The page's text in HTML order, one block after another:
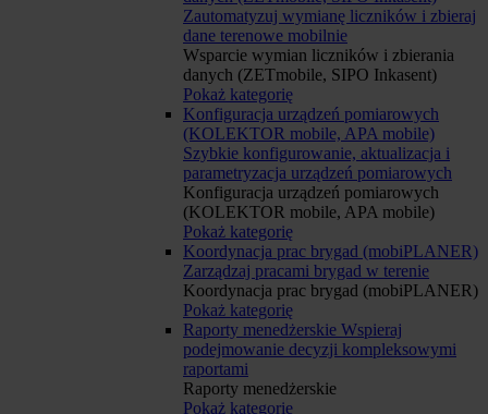
Zautomatyzuj wymianę liczników i zbieraj
dane terenowe mobilnie
Wsparcie wymian liczników i zbierania
danych (ZETmobile, SIPO Inkasent)
Pokaż kategorię
Konfiguracja urządzeń pomiarowych
(KOLEKTOR mobile, APA mobile)
Szybkie konfigurowanie, aktualizacja i
parametryzacja urządzeń pomiarowych
Konfiguracja urządzeń pomiarowych
(KOLEKTOR mobile, APA mobile)
Pokaż kategorię
Koordynacja prac brygad (mobiPLANER)
Zarządzaj pracami brygad w terenie
Koordynacja prac brygad (mobiPLANER)
Pokaż kategorię
Raporty menedżerskie Wspieraj
podejmowanie decyzji kompleksowymi
raportami
Raporty menedżerskie
Pokaż kategorię